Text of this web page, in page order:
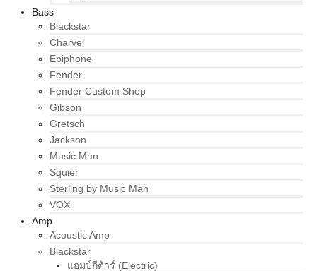
Bass
Blackstar
Charvel
Epiphone
Fender
Fender Custom Shop
Gibson
Gretsch
Jackson
Music Man
Squier
Sterling by Music Man
VOX
Amp
Acoustic Amp
Blackstar
แอมป์กีต้าร์ (Electric)